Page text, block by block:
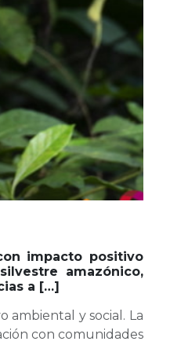
impacto positivo
amazónico,
a […]
ambiental y social. La
con comunidades